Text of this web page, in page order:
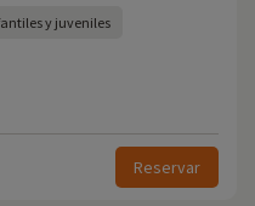
y juveniles
Reservar